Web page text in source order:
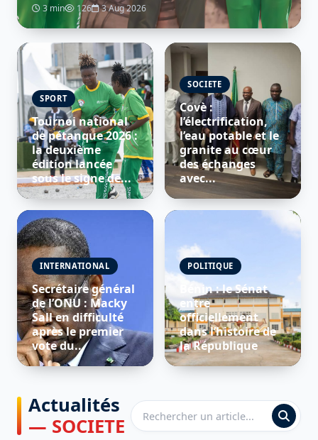
3 min 126 3 Aug 2026
SPORT
Tournoi national
de pétanque 2026 :
la deuxième
édition lancée
sous le signe de...
SOCIETE
Covè :
l’électrification,
l’eau potable et le
granite au cœur
des échanges
avec...
INTERNATIONAL
Secrétaire général
de l’ONU : Macky
Sall en difficulté
après le premier
vote du...
POLITIQUE
Bénin : le Sénat
entre
officiellement
dans l’histoire de
la République
Actualités
— SOCIETE